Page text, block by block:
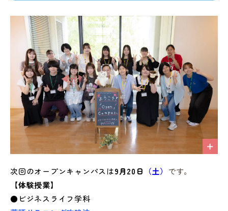
次回のオープンキャンパスは9月20 日 （土）
です。
【体験授業】
●ビジネスライフ学科